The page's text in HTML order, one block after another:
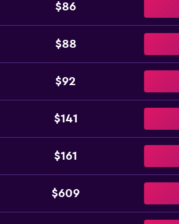
$86
$88
$92
$141
$161
$609